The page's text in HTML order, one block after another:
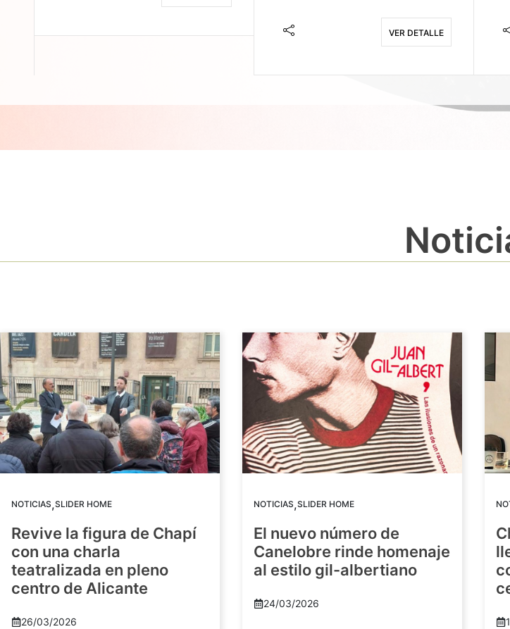
VER DETALLE
NOTICIAS,SLIDER HOME
Revive la figura de Chapí
con una charla
teatralizada en pleno
centro de Alicante
26/03/2026
NOTICIAS,SLIDER HOME
El nuevo número de
Canelobre rinde homenaje
al estilo gil-albertiano
24/03/2026